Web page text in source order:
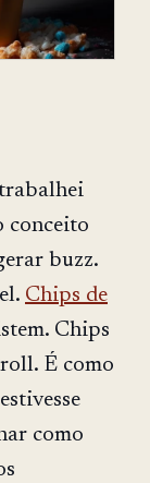
conceito
buzz.
Chips de
Chips
É como
como